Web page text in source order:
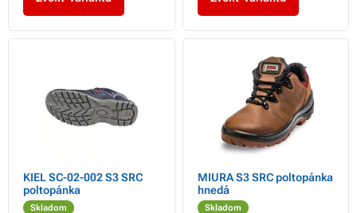
KIEL SC-02-002 S3 SRC
poltopánka
Skladom
MIURA S3 SRC poltopánka
hnedá
Skladom